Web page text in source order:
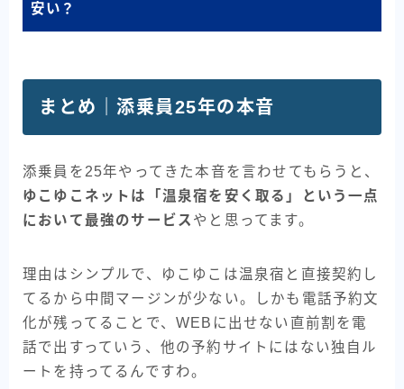
安い？
まとめ｜添乗員25年の本音
添乗員を25年やってきた本音を言わせてもらうと、
ゆこゆこネットは「温泉宿を安く取る」という一点
において最強のサービス やと思ってます。
理由はシンプルで、ゆこゆこは温泉宿と直接契約し
てるから中間マージンが少ない。しかも電話予約文
化が残ってることで、WEBに出せない直前割を電
話で出すっていう、他の予約サイトにはない独自ル
ートを持ってるんですわ。